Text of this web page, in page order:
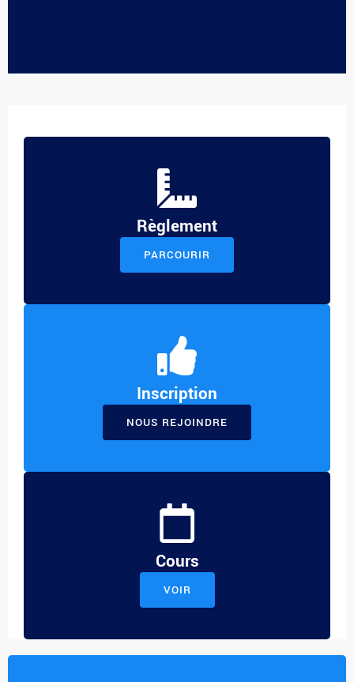
Règlement
PARCOURIR
Inscription
NOUS REJOINDRE
Cours
VOIR